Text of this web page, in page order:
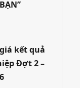
kết quả
Đợt 2 –